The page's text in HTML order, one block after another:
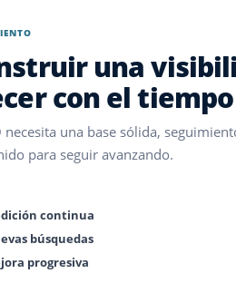
una
con el tiempo
necesita una base sólida,
para seguir avanzando.
continua
búsquedas
progresiva